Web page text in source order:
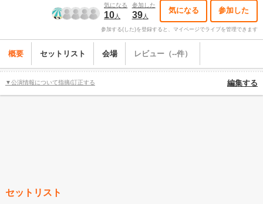
気になる
10人
参加した
39人
気になる 参加した
参加する(した)を登録すると、マイページでライブを管理できます
概要 セットリスト 会場 レビュー（--件）
▼公演情報について指摘/訂正する 編集する
セットリスト